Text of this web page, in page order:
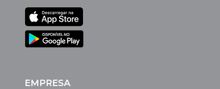
EMPRESA